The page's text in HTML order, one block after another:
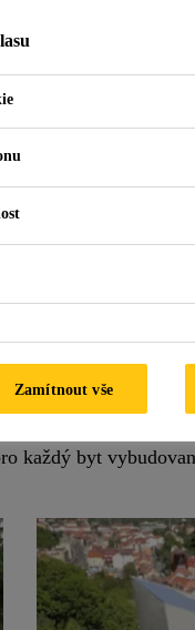
obytné budovy
zvláštní
spodní stavby
každý byt
Zamítnout vše